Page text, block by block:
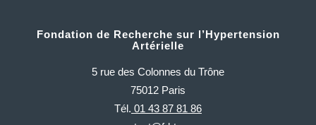
Fondation de Recherche sur l’Hypertension
Artérielle
5 rue des Colonnes du Trône
75012 Paris
Tél. 01 43 87 81 86